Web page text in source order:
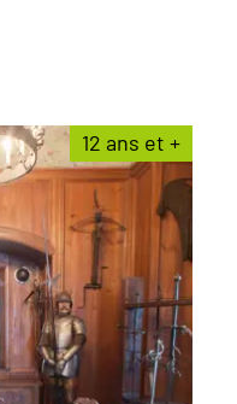
12 ans et +